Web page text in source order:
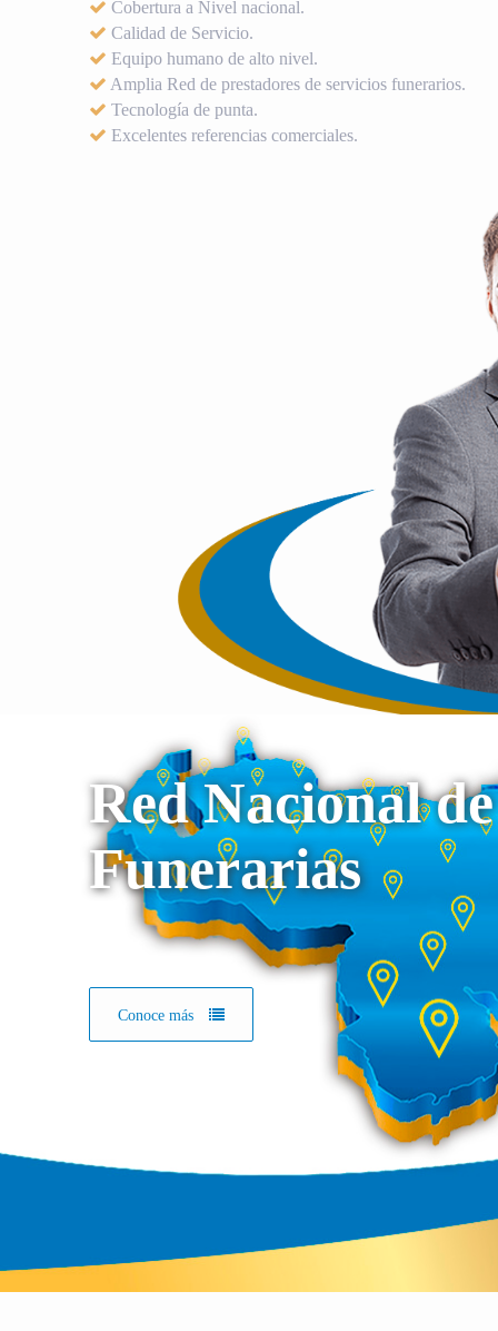
Cobertura a Nivel nacional.
Calidad de Servicio.
Equipo humano de alto nivel.
Amplia Red de prestadores de servicios funerarios.
Tecnología de punta.
Excelentes referencias comerciales.
Red Nacional de
Funerarias
Conoce más